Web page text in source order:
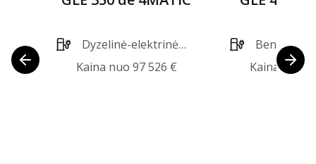
Dyzelinė-elektrinė
pavara
Kaina nuo 97 526 €
pavara
Kaina nuo